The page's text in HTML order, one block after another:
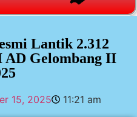
Lantik 2.312
Gelombang II
15, 2025 11:21 am